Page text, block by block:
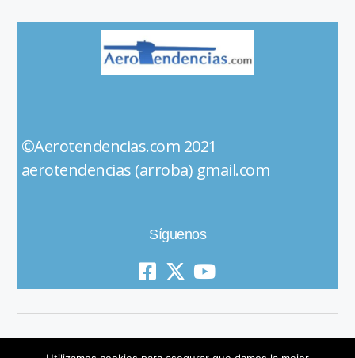
©Aerotendencias.com 2021
aerotendencias (arroba) gmail.com
Síguenos